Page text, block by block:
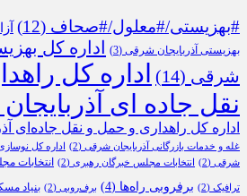
#بهزیستی/#معلول/#صحاف (12)
بهزیستی آذربایجان شرقی (3)
اداره کل
شرقی (14)
اداره کل
نقل جاده ای
اداره کل راهداری و حمل و نقل جاده‌ای
غله و خدمات بازرگانی آذربایجان شرقی (2)
اداره کل
شرقی (2) انتخابات مجلس خبرگان رهبری (2) انتخابات
ترافیک (2) برفروبی راه‌ها (4) برف‌روبی (2) بنیاد